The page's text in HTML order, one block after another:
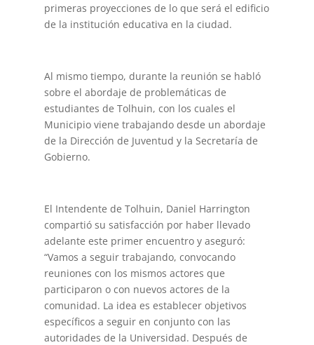
primeras proyecciones de lo que será el edificio
de la institución educativa en la ciudad.
Al mismo tiempo, durante la reunión se habló
sobre el abordaje de problemáticas de
estudiantes de Tolhuin, con los cuales el
Municipio viene trabajando desde un abordaje
de la Dirección de Juventud y la Secretaría de
Gobierno.
El Intendente de Tolhuin, Daniel Harrington
compartió su satisfacción por haber llevado
adelante este primer encuentro y aseguró:
“Vamos a seguir trabajando, convocando
reuniones con los mismos actores que
participaron o con nuevos actores de la
comunidad. La idea es establecer objetivos
específicos a seguir en conjunto con las
autoridades de la Universidad. Después de